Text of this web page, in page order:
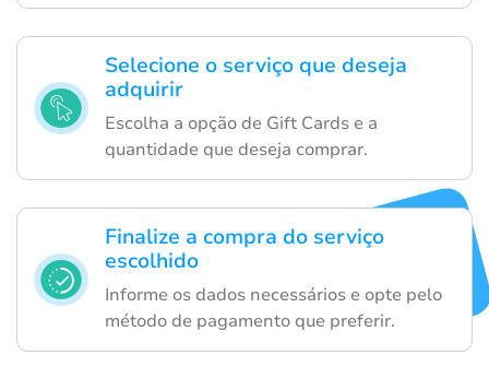
Selecione o serviço que deseja
adquirir
Escolha a opção de Gift Cards e a
quantidade que deseja comprar.
Finalize a compra do serviço
escolhido
Informe os dados necessários e opte pelo
método de pagamento que preferir.